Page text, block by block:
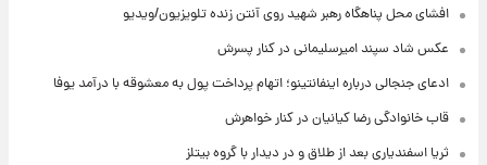
افشای محل پناهگاه‌ رهبر شهید روی آنتن زنده تلویزیون/ویدیو
عکس شاد سپند امیرسلیمانی در کنار پسرش
ادعای جنجالی درباره اینفانتینو؛ اتهام پرداخت پول به معشوقه با درآمد یوفا
قاب خانوادگی رضا کیانیان در کنار خواهرش
ثریا اسفندیاری بعد از طلاق و در دیدار با گروه بیتلز